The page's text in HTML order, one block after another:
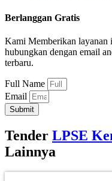
Berlanggan Gratis
Kami Memberikan layanan
hubungkan dengan email
terbaru.
Full Name
Email
Submit
Tender LPSE
Lainnya